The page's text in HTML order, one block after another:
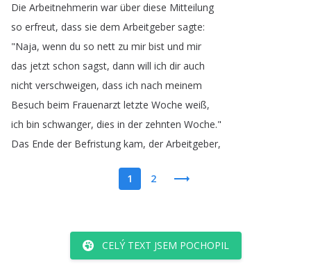
Die Arbeitnehmerin war über diese Mitteilung
so erfreut, dass sie dem Arbeitgeber sagte:
"Naja, wenn du so nett zu mir bist und mir
das jetzt schon sagst, dann will ich dir auch
nicht verschweigen, dass ich nach meinem
Besuch beim Frauenarzt letzte Woche weiß,
ich bin schwanger, dies in der zehnten Woche."
Das Ende der Befristung kam, der Arbeitgeber,
1 2
CELÝ TEXT JSEM POCHOPIL